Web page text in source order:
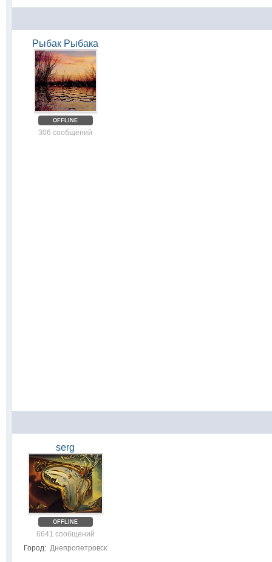
Рыбак Рыбака
OFFLINE
306 сообщений
serg
OFFLINE
6641 сообщений
Город: Днепропетровск